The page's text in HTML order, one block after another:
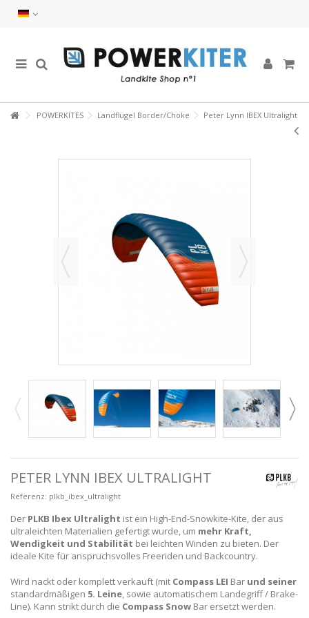
POWERKITES Landflügel Border/Choke Peter Lynn IBEX Ultralight
PETER LYNN IBEX ULTRALIGHT
Referenz: plkb_ibex_ultralight
Der PLKB Ibex Ultralight ist ein High-End-Snowkite-Kite, der aus
ultraleichten Materialien gefertigt wurde, um mehr Kraft,
Wendigkeit und Stabilität bei leichten Winden zu bieten. Der
ideale Kite für anspruchsvolles Freeriden und Backcountry.
Wird nackt oder komplett verkauft (mit Compass LEI Bar und seiner
standardmäßigen 5. Leine, sowie automatischem Landegriff / Brake-
Line). Kann strikt durch die Compass Snow Bar ersetzt werden.